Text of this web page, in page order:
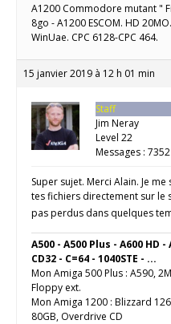
A1200 Commodore mutant "
8go - A1200 ESCOM. HD
WinUae. CPC 6128-CPC 464.
15 janvier 2019 à 12 h 01 min
Staff
Jim Neray
Level 22
Messages : 7352
Super sujet. Merci Alain. Je
tes fichiers directement sur le
pas perdus dans quelques
A500 - A500 Plus - A600 HD -
CD32 - C=64 - 1040STE - ...
Mon Amiga 500 Plus : A590,
Floppy ext.
Mon Amiga 1200 : Blizzard
80GB, Overdrive CD